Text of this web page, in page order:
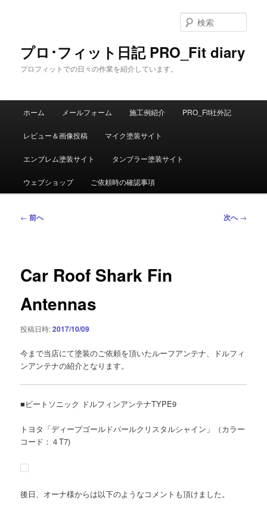
プロ･フィット日記 PRO_Fit diary
プロフィットでの日々の作業を紹介しています。
索
ホーム メールフォーム 施工例紹介 PRO_Fit社外記
レビュー＆画像投稿 マイク塗装サイト
エンブレム塗装サイト タンブラー塗装サイト
ウェブショップ ご依頼時の確認事項
投
ー
ョ
← 前へ 次へ→
Car Roof Shark Fin
Antennas
投稿日時:2017/10/09
今まで当店にて塗装のご依頼を頂いたルーフアンテナ、ドルフィ
ンアンテナの紹介となります。
■ビートソニック ドルフィンアンテナTYPE9
トヨタ「ディープゴールドパールクリスタルシャイン」（カラー
コード：４T7)
後日、オーナ様からは以下のようなコメントも頂けました。